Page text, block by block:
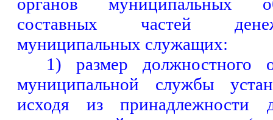
составных частей
муниципальных служащих:
1) размер должностного
муниципальной службы
исходя из принадлежности